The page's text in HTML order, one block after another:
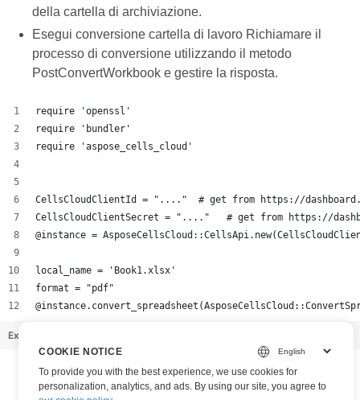
della cartella di archiviazione.
Esegui conversione cartella di lavoro Richiamare il
processo di conversione utilizzando il metodo
PostConvertWorkbook e gestire la risposta.
require 'openssl'
require 'bundler'
require 'aspose_cells_cloud'
CellsCloudClientId = "...."  # get from https://
CellsCloudClientSecret = "...."   # get from https://
@instance =
local_name = 'Book1.xlsx'
format = "pdf"
Example_AvailableSDKs.rb
COOKIE NOTICE
To provide you with the best experience, we use cookies for
personalization, analytics, and ads. By using our site, you agree to